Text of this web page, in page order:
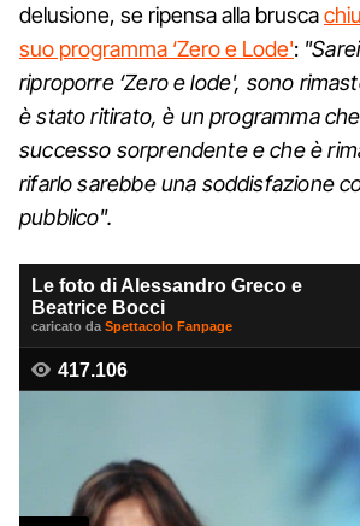
delusione, se ripensa alla brusca
suo programma ‘Zero e Lode':
riproporre ‘Zero e lode', sono
è stato ritirato, è un programma
successo sorprendente e che è
rifarlo sarebbe una soddisfazione
pubblico".